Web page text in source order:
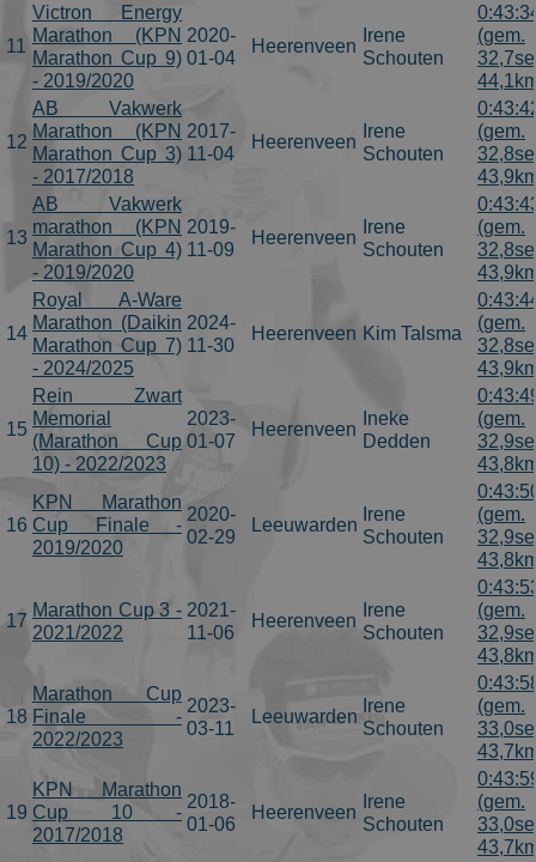
11
Victron Energy
Marathon (KPN
Marathon Cup 9)
- 2019/2020
2020-
01-04
Heerenveen
Irene
Schouten
(gem.
12
AB Vakwerk
Marathon (KPN
Marathon Cup 3)
- 2017/2018
2017-
11-04
Heerenveen
Irene
Schouten
(gem.
13
AB Vakwerk
marathon (KPN
Marathon Cup 4)
- 2019/2020
2019-
11-09
Heerenveen
Irene
Schouten
(gem.
14
Royal A-Ware
Marathon (Daikin
Marathon Cup 7)
- 2024/2025
2024-
11-30
Heerenveen Kim Talsma
(gem.
15
Rein Zwart
Memorial
(Marathon Cup
10) - 2022/2023
2023-
01-07
Heerenveen
Ineke
Dedden
(gem.
16
KPN Marathon
Cup Finale -
2019/2020
2020-
02-29
Leeuwarden
Irene
Schouten
(gem.
17
Marathon Cup 3 -
2021/2022
2021-
11-06
Heerenveen
Irene
Schouten
(gem.
18
Marathon Cup
Finale -
2022/2023
2023-
03-11
Leeuwarden
Irene
Schouten
(gem.
19
KPN Marathon
Cup 10 -
2017/2018
2018-
01-06
Heerenveen
Irene
Schouten
(gem.